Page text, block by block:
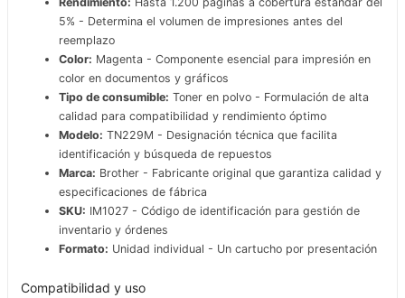
5% - Determina el volumen de impresiones antes del
reemplazo
Color: Magenta - Componente esencial para impresión en
color en documentos y gráficos
Tipo de consumible: Toner en polvo - Formulación de alta
calidad para compatibilidad y rendimiento óptimo
Modelo: TN229M - Designación técnica que facilita
identificación y búsqueda de repuestos
Marca: Brother - Fabricante original que garantiza calidad y
especificaciones de fábrica
SKU: IM1027 - Código de identificación para gestión de
inventario y órdenes
Formato: Unidad individual - Un cartucho por presentación
Compatibilidad y uso